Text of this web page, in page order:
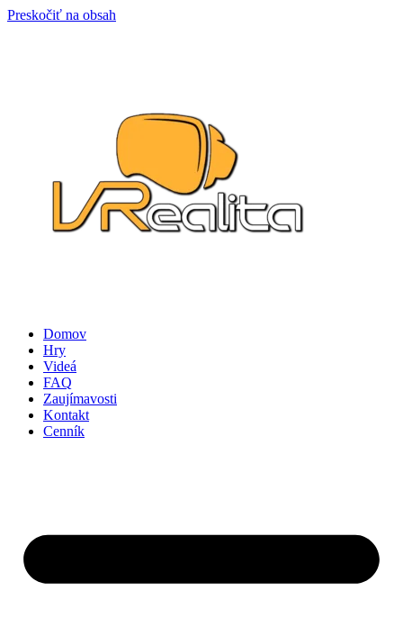
Preskočiť na obsah
Domov
Hry
Videá
FAQ
Zaujímavosti
Kontakt
Cenník